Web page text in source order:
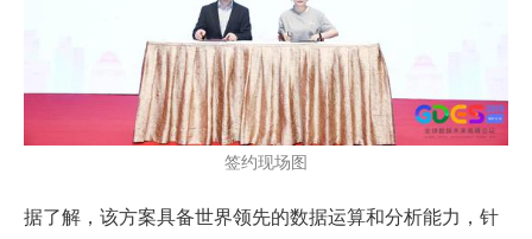
签约现场图
据了解，该方案具备世界领先的数据运算和分析能力，针